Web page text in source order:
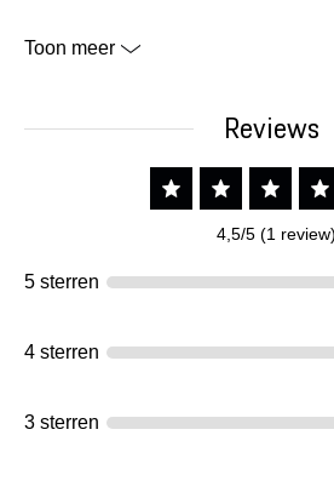
Toon meer
Reviews
4,5/5 (1 review)
5 sterren
4 sterren
3 sterren